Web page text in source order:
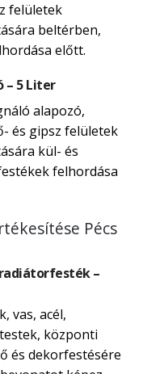
felületek
beltérben,
előtt.
– 5 Liter
alapozó,
és gipsz felületek
kül- és
felhordása
Pécs
–
vas, acél,
központi
és dekorfestésére